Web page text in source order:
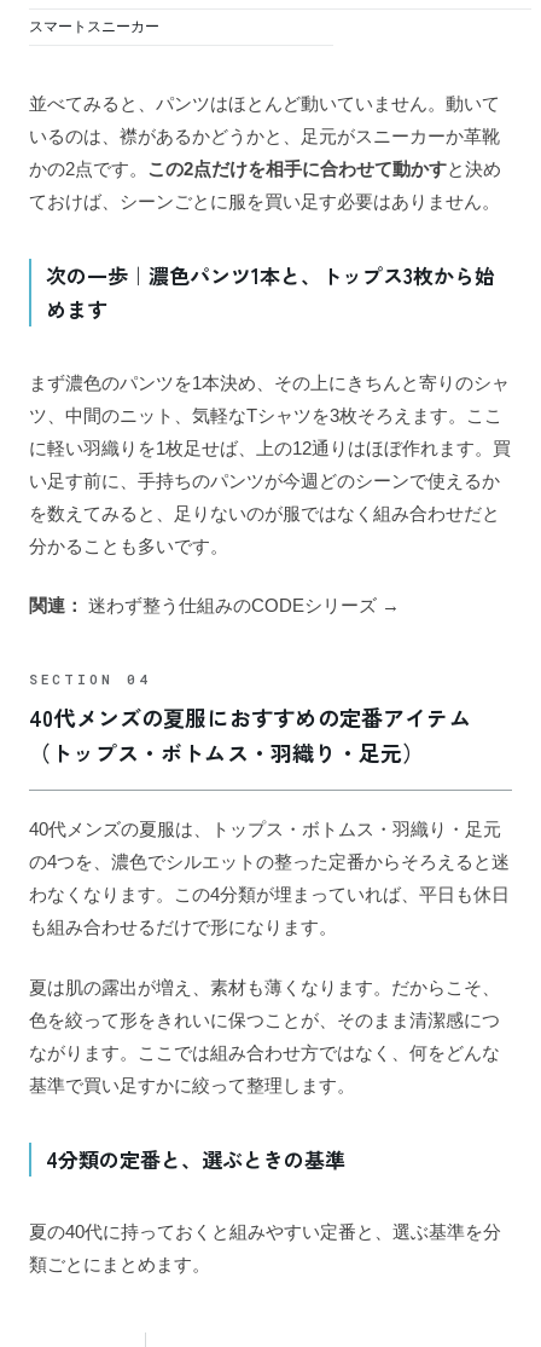
スマートスニーカー
並べてみると、パンツはほとんど動いていません。動いて
いるのは、襟があるかどうかと、足元がスニーカーか革靴
かの2点です。 この2点だけを相手に合わせて動かすと決め
ておけば、シーンごとに服を買い足す必要はありません。
次の一歩｜濃色パンツ1本と、トップス3枚から始
めます
まず濃色のパンツを1本決め、その上にきちんと寄りのシャ
ツ、中間のニット、気軽なTシャツを3枚そろえます。ここ
に軽い羽織りを1枚足せば、上の12通りはほぼ作れます。買
い足す前に、手持ちのパンツが今週どのシーンで使えるか
を数えてみると、足りないのが服ではなく組み合わせだと
分かることも多いです。
関連： 迷わず整う仕組みのCODEシリーズ →
40代メンズの夏服におすすめの定番アイテム
（トップス・ボトムス・羽織り・足元）
40代メンズの夏服は、トップス・ボトムス・羽織り・足元
の4つを、濃色でシルエットの整った定番からそろえると迷
わなくなります。この4分類が埋まっていれば、平日も休日
も組み合わせるだけで形になります。
夏は肌の露出が増え、素材も薄くなります。だからこそ、
色を絞って形をきれいに保つことが、そのまま清潔感につ
ながります。ここでは組み合わせ方ではなく、何をどんな
基準で買い足すかに絞って整理します。
4分類の定番と、選ぶときの基準
夏の40代に持っておくと組みやすい定番と、選ぶ基準を分
類ごとにまとめます。